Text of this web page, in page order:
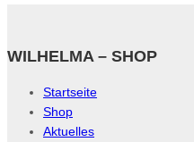
WILHELMA – SHOP
Startseite
Shop
Aktuelles